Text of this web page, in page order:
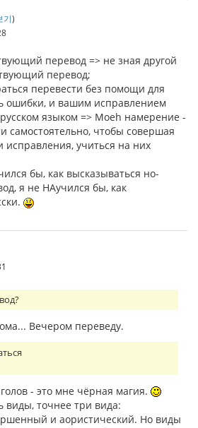
기)
перевод => не зная другой
перевод;
перевести без помощи для
ошибки, и вашим исправлением
языком => Моеh намерение -
самостоятельно, чтобы совершая
учиться на них
бы, как высказываться но-
я не НАучился бы, как
Вечером переведу.
- это мне чёрная магия.
виды, точнее три вида:
и аористический. Но виды